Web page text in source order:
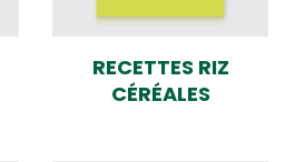
RECETTES RIZ
CÉRÉALES